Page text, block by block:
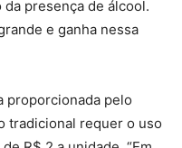
presença de álcool.
e ganha nessa
proporcionada pelo
tradicional requer o uso